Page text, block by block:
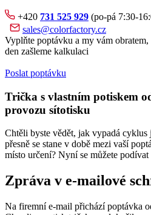
+420 731 525 929 (po-pá 7:30-
sales@colorfactory.cz
Vyplňte poptávku a my vám
den zašleme kalkulaci
Poslat poptávku
Trička s vlastním potiskem
provozu sítotisku
Chtěli byste vědět, jak vypadá cyklus
přesně se stane v době mezi vaší
místo určení? Nyní se můžete
Zpráva v e-mailové
Na firemní e-mail přichází poptávka